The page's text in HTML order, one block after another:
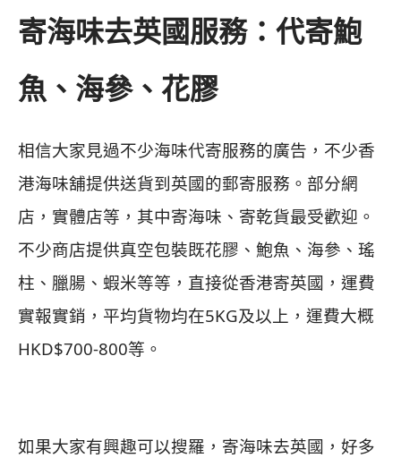
寄海味去英國服務：代寄鮑
魚、海參、花膠
相信大家見過不少海味代寄服務的廣告，不少香
港海味舖提供送貨到英國的郵寄服務。部分網
店，實體店等，其中寄海味、寄乾貨最受歡迎。
不少商店提供真空包裝既花膠、鮑魚、海參、瑤
柱、臘腸、蝦米等等，直接從香港寄英國，運費
實報實銷，平均貨物均在5KG及以上，運費大概
HKD$700-800等。
如果大家有興趣可以搜羅，寄海味去英國，好多